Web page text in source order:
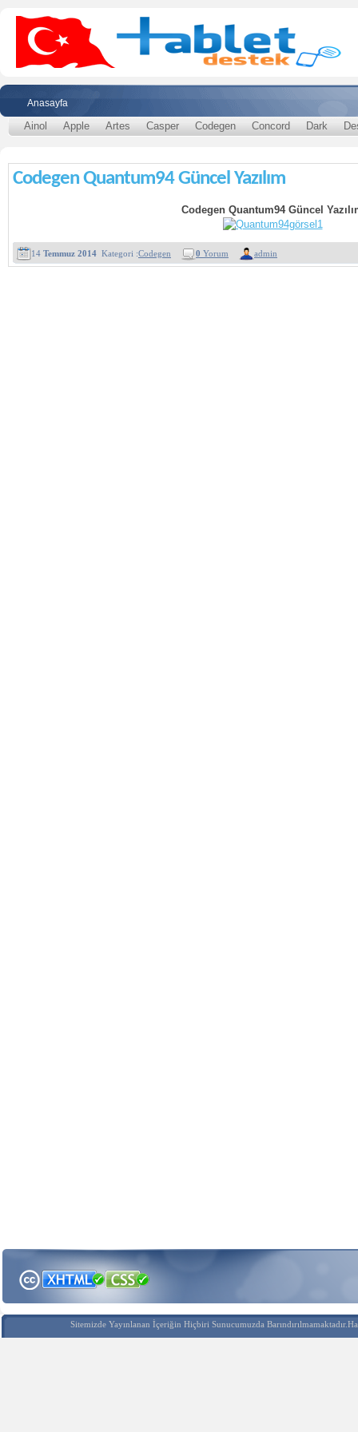
Anasayfa
Ainol Apple Artes Casper Codegen Concord Dark
Codegen Quantum94 Güncel Yazılım
Codegen Quantum94 Güncel
14 Temmuz 2014 Kategori :Codegen 0 Yorum admin
Sitemizde Yayınlanan İçeriğin Hiçbiri Sunucumuzda